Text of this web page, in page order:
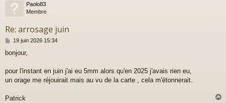
Paolo83
Membre
Re: arrosage juin
M
s
a
g
19 juin 2026 15:34
bonjour,
pour l'instant en juin j'ai eu 5mm alors qu'en 2025 j'avais rien eu,
un orage me réjouirait mais au vu de la carte , cela m'étonnerait.
Patrick